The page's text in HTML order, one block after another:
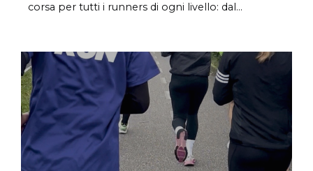
corsa per tutti i runners di ogni livello: dal...